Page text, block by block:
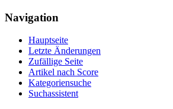
Navigation
Hauptseite
Letzte Änderungen
Zufällige Seite
Artikel nach Score
Kategoriensuche
Suchassistent